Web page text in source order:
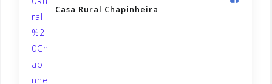
Casa Rural Chapinheira️